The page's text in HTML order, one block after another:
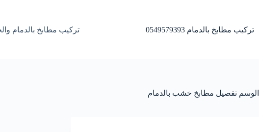
تركيب مطابخ بالدمام 0549579393 تركيب مطابخ بالدمام
الوسم تفصیل مطابخ خشب بالدمام